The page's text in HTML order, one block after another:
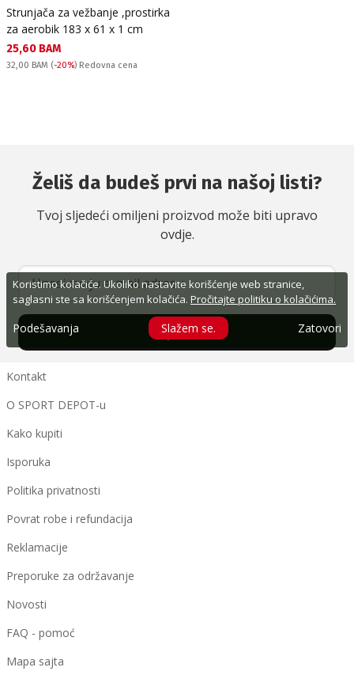
Koristimo kolačiće. Ukoliko nastavite korišćenje web stranice,
saglasni ste sa korišćenjem kolačića. Pročitajte politiku o kolačićima.
Podešavanja Slažem se. Zatovori
Strunjača za vežbanje ,prostirka
za aerobik 183 x 61 x 1 cm
Текуща цена:
25,60 BAM
Redovna cena:
32,00 BAM (-20%) Redovna cena
Želiš da budeš prvi na našoj listi?
Tvoj sljedeći omiljeni proizvod može biti upravo
ovdje.
Prijavi se
Kontakt
O SPORT DEPOT-u
Kako kupiti
Isporuka
Politika privatnosti
Povrat robe i refundacija
Reklamacije
Preporuke za održavanje
Novosti
FAQ - pomoć
Mapa sajta